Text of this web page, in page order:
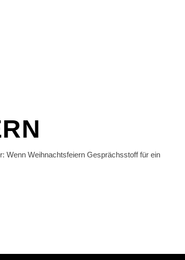
Wenn Weihnachtsfeiern Gesprächsstoff für ein